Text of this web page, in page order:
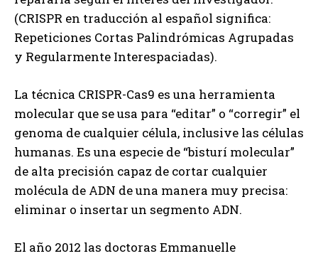
(CRISPR en traducción al español significa:
Repeticiones Cortas Palindrómicas Agrupadas
y Regularmente Interespaciadas).
La técnica CRISPR-Cas9 es una herramienta
molecular que se usa para “editar” o “corregir” el
genoma de cualquier célula, inclusive las células
humanas. Es una especie de “bisturí molecular”
de alta precisión capaz de cortar cualquier
molécula de ADN de una manera muy precisa:
eliminar o insertar un segmento ADN.
El año 2012 las doctoras Emmanuelle